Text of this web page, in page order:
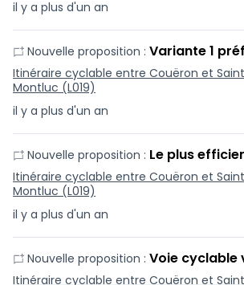
il y a plus d'un an
il y a plus d'un an
Nouvelle proposition : Variante 1
Itinéraire cyclable entre Couëron et
Montluc (L019)
il y a plus d'un an
Nouvelle proposition : Le plus
Itinéraire cyclable entre Couëron et
Montluc (L019)
Nouvelle proposition : Voie cyclable
Itinéraire cyclable entre Couëron et